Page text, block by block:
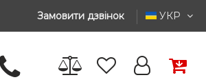
Замовити дзвінок УКР